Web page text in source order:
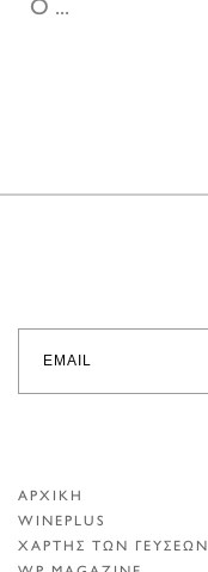
Ο ...
ΑΡΧΙΚΗ
WINEPLUS
ΧΑΡΤΗΣ ΤΩΝ ΓΕΥΣΕΩΝ